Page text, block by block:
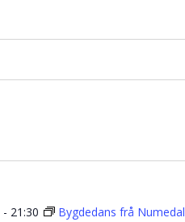
- 21:30 Bygdedans frå Numedal